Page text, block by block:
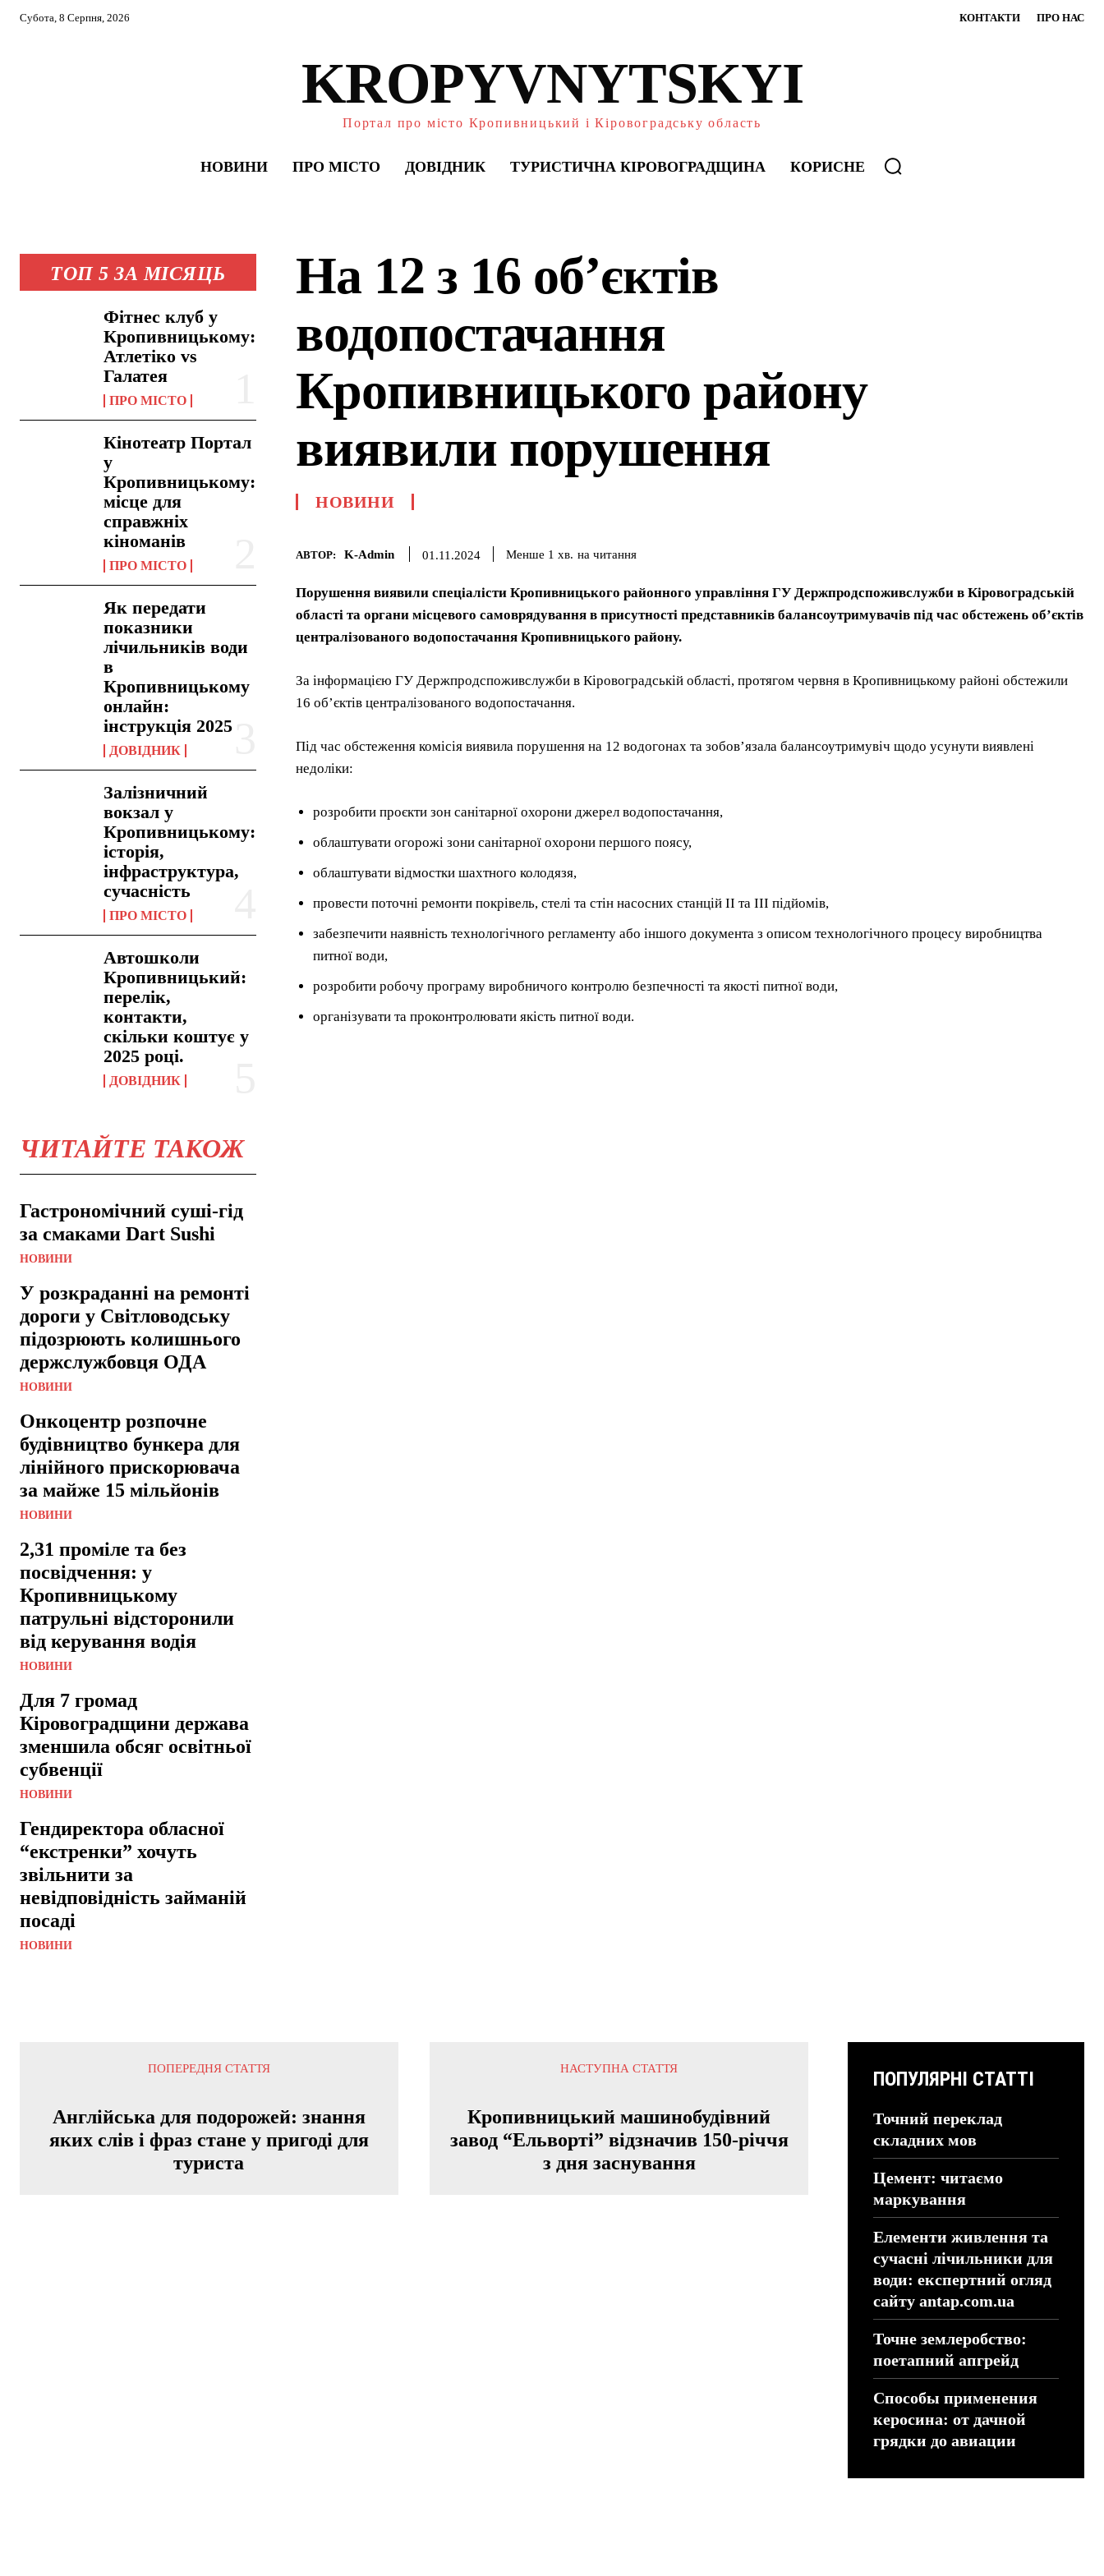
Субота, 8 Серпня, 2026 КОНТАКТИ ПРО НАС
KROPYVNYTSKYI
Портал про місто Кропивницький і Кіровоградську область
НОВИНИ ПРО МІСТО ДОВІДНИК ТУРИСТИЧНА КІРОВОГРАДЩИНА КОРИСНЕ
ТОП 5 ЗА МІСЯЦЬ
Фітнес клуб у
Кропивницькому:
Атлетіко vs
Галатея
ПРО МІСТО
Кінотеатр Портал
у
Кропивницькому:
місце для
справжніх
кіноманів
ПРО МІСТО
Як передати
показники
лічильників води
в
Кропивницькому
онлайн:
інструкція 2025
ДОВІДНИК
Залізничний
вокзал у
Кропивницькому:
історія,
інфраструктура,
сучасність
ПРО МІСТО
Автошколи
Кропивницький:
перелік,
контакти,
скільки коштує у
2025 році.
ДОВІДНИК
ЧИТАЙТЕ ТАКОЖ
Гастрономічний суші-гід
за смаками Dart Sushi
НОВИНИ
У розкраданні на ремонті
дороги у Світловодську
підозрюють колишнього
держслужбовця ОДА
НОВИНИ
Онкоцентр розпочне
будівництво бункера для
лінійного прискорювача
за майже 15 мільйонів
НОВИНИ
2,31 проміле та без
посвідчення: у
Кропивницькому
патрульні відсторонили
від керування водія
НОВИНИ
Для 7 громад
Кіровоградщини держава
зменшила обсяг освітньої
субвенції
НОВИНИ
Гендиректора обласної
“екстренки” хочуть
звільнити за
невідповідність займаній
посаді
НОВИНИ
На 12 з 16 об’єктів
водопостачання
Кропивницького району
виявили порушення
НОВИНИ
АВТОР: K-Admin 01.11.2024 Менше 1 хв. на читання
Порушення виявили спеціалісти Кропивницького районного управління ГУ Держпродспоживслужби в Кіровоградській
області та органи місцевого самоврядування в присутності представників балансоутримувачів під час обстежень об’єктів
централізованого водопостачання Кропивницького району.
За інформацією ГУ Держпродспоживслужби в Кіровоградській області, протягом червня в Кропивницькому районі обстежили
16 об’єктів централізованого водопостачання.
Під час обстеження комісія виявила порушення на 12 водогонах та зобов’язала балансоутримувіч щодо усунути виявлені
недоліки:
розробити проєкти зон санітарної охорони джерел водопостачання,
облаштувати огорожі зони санітарної охорони першого поясу,
облаштувати відмостки шахтного колодязя,
провести поточні ремонти покрівель, стелі та стін насосних станцій II та ІІІ підйомів,
забезпечити наявність технологічного регламенту або іншого документа з описом технологічного процесу виробництва
питної води,
розробити робочу програму виробничого контролю безпечності та якості питної води,
організувати та проконтролювати якість питної води.
ПОПЕРЕДНЯ СТАТТЯ
Англійська для подорожей: знання
яких слів і фраз стане у пригоді для
туриста
НАСТУПНА СТАТТЯ
Кропивницький машинобудівний
завод “Ельворті” відзначив 150-річчя
з дня заснування
ПОПУЛЯРНІ СТАТТІ
Точний переклад
складних мов
Цемент: читаємо
маркування
Елементи живлення та
сучасні лічильники для
води: експертний огляд
сайту antap.com.ua
Точне землеробство:
поетапний апгрейд
Способы применения
керосина: от дачной
грядки до авиации